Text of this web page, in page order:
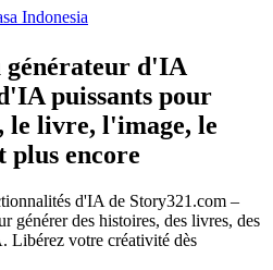
Indonesia
générateur d'IA
puissants pour
livre, l'image, le
plus encore
d'IA de Story321.com –
générer des histoires, des livres, des
Libérez votre créativité dès